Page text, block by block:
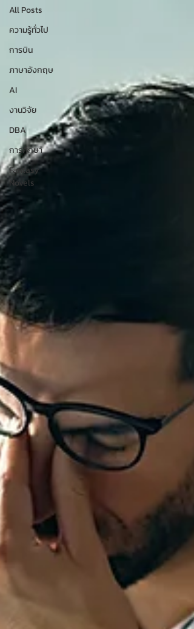
All Posts
ความรู้ทั่วไป
การบิน
ภาษาอังกฤษ
AI
งานวิจัย
DBA
การศึกษา
Fantasy
Novels